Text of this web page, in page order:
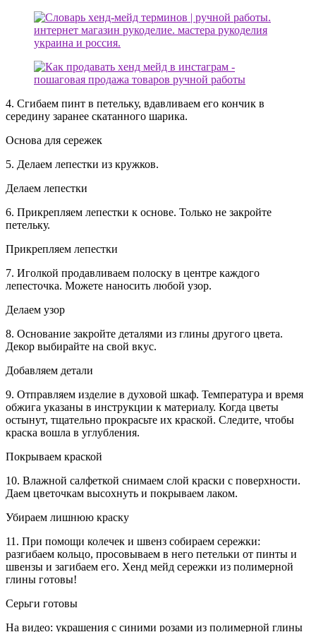
4. Сгибаем пинт в петельку, вдавливаем его кончик в
середину заранее скатанного шарика.
Основа для сережек
5. Делаем лепестки из кружков.
Делаем лепестки
6. Прикрепляем лепестки к основе. Только не закройте
петельку.
Прикрепляем лепестки
7. Иголкой продавливаем полоску в центре каждого
лепесточка. Можете наносить любой узор.
Делаем узор
8. Основание закройте деталями из глины другого цвета.
Декор выбирайте на свой вкус.
Добавляем детали
9. Отправляем изделие в духовой шкаф. Температура и время
обжига указаны в инструкции к материалу. Когда цветы
остынут, тщательно прокрасьте их краской. Следите, чтобы
краска вошла в углубления.
Покрываем краской
10. Влажной салфеткой снимаем слой краски с поверхности.
Даем цветочкам высохнуть и покрываем лаком.
Убираем лишнюю краску
11. При помощи колечек и швенз собираем сережки:
разгибаем кольцо, просовываем в него петельки от пинты и
швензы и загибаем его. Хенд мейд сережки из полимерной
глины готовы!
Серьги готовы
На видео: украшения с синими розами из полимерной глины